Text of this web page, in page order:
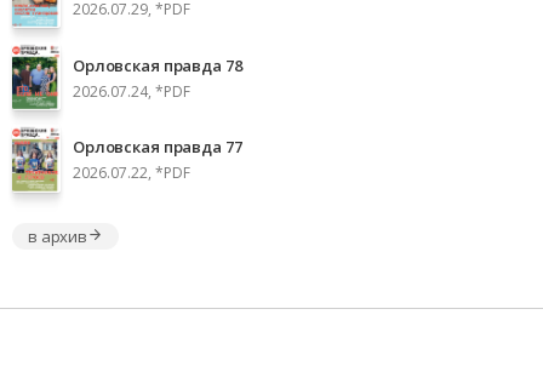
2026.07.29, *PDF
Орловская правда 78
2026.07.24, *PDF
Орловская правда 77
2026.07.22, *PDF
в архив